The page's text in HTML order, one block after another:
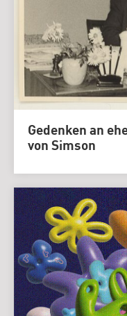
Gedenken an
von Simson